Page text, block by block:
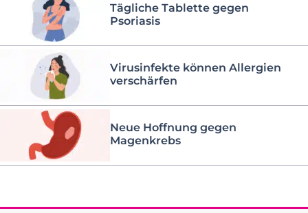
Tägliche Tablette gegen
Psoriasis
Virusinfekte können Allergien
verschärfen
Neue Hoffnung gegen
Magenkrebs